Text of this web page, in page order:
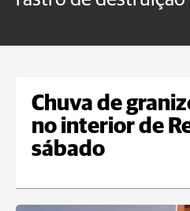
Chuva de
no interior de
sábado